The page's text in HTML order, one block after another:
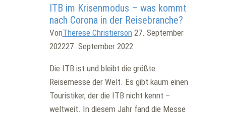
ITB im Krisenmodus – was kommt
nach Corona in der Reisebranche?
VonTherese Christierson 27. September
202227. September 2022
Die ITB ist und bleibt die größte
Reisemesse der Welt. Es gibt kaum einen
Touristiker, der die ITB nicht kennt –
weltweit. In diesem Jahr fand die Messe